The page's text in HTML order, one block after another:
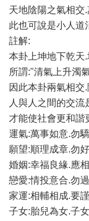
天地陰陽之氣相交
此也可說是小人道
註解:
本卦上坤地下乾天
所謂:"清氣上升濁
因此本卦兩氣相交
人與人之間的交
才能使社會更和諧
運氣:萬事如意.勿
願望:順理成章.勿
婚姻:幸福良緣.應
戀愛:情投意合.勿
家運:相輔相成.要
子女:胎兒為女.子